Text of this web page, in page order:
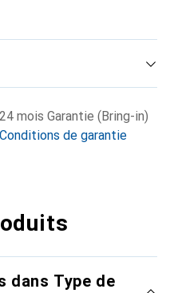
24 mois Garantie (Bring-in)
Conditions de garantie
dans Type de